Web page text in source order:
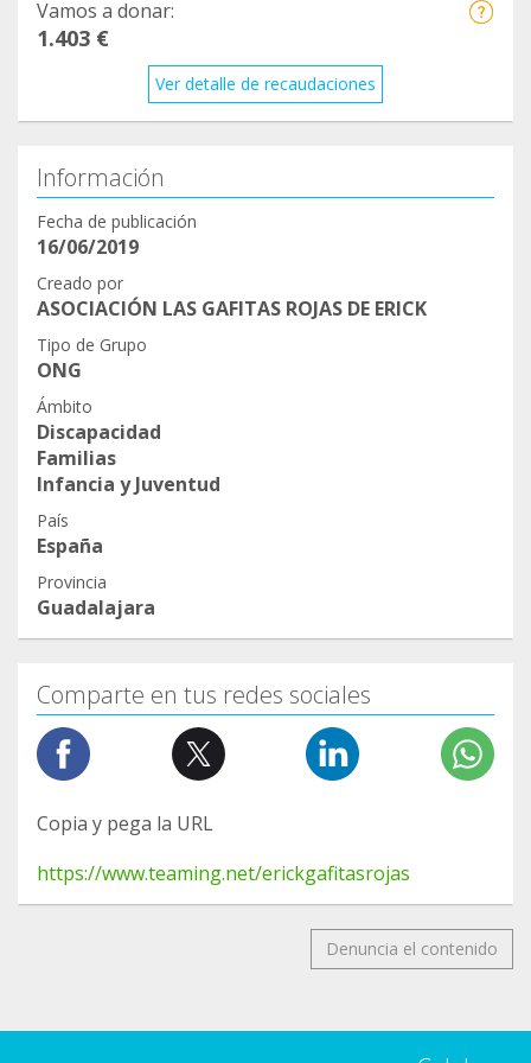
#logopedia #fisioterapia #terapiaocupacional
#hidroterapia #psicopedagogia #gracias
#gracias #ygracias
—————————————————
GRACIAS DE ❤️❤️❤️❤️
WhatsApp:
Karel: 658210677
Ana: 649203787
https://www.instagram.com/p/CGDRyDVFKDg/?
igshid=oraldq31feaj
https://www.facebook.com/lasgafitasrojasdeerick/
Vamos a donar:
1.403 €
Ver detalle de recaudaciones
Información
Fecha de publicación
16/06/2019
Creado por
ASOCIACIÓN LAS GAFITAS ROJAS DE ERICK
Tipo de Grupo
ONG
Ámbito
Discapacidad
Familias
Infancia y Juventud
País
España
Provincia
Guadalajara
Comparte en tus redes sociales
Copia y pega la URL
https://www.teaming.net/erickgafitasrojas
Denuncia el contenido